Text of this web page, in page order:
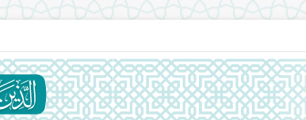
فاطمه الزهرا (س)